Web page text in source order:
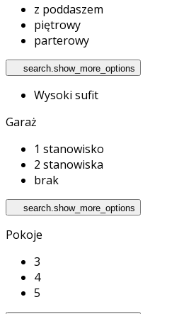
z poddaszem
piętrowy
parterowy
search.show_more_options
Wysoki sufit
Garaż
1 stanowisko
2 stanowiska
brak
search.show_more_options
Pokoje
3
4
5